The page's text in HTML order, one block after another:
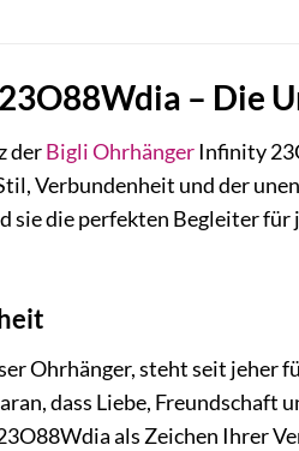
– Die
derBigliOhrhängerInfinity
Verbundenheit und der
sie die perfekten Begleiter
Ohrhänger, steht seit jeher
dass Liebe,
als Zeichen Ihrer